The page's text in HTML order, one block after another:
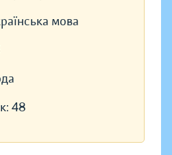
мова
48